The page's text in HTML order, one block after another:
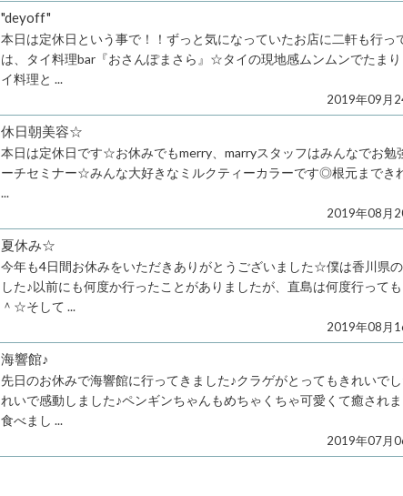
"deyoff"
本日は定休日という事で！！ずっと気になっていたお店に二軒も行
は、タイ料理bar『おさんぽまさら』☆タイの現地感ムンムンでたま
イ料理と ...
2019年09月
休日朝美容☆
本日は定休日です☆お休みでもmerry、marryスタッフはみんなでお勉
ーチセミナー☆みんな大好きなミルクティーカラーです◎根元までき
...
2019年08月
夏休み☆
今年も4日間お休みをいただきありがとうございました☆僕は香川県
した♪以前にも何度か行ったことがありましたが、直島は何度行って
＾☆そして ...
2019年08月
海響館♪
先日のお休みで海響館に行ってきました♪クラゲがとってもきれいで
れいで感動しました♪ペンギンちゃんもめちゃくちゃ可愛くて癒され
食べまし ...
2019年07月